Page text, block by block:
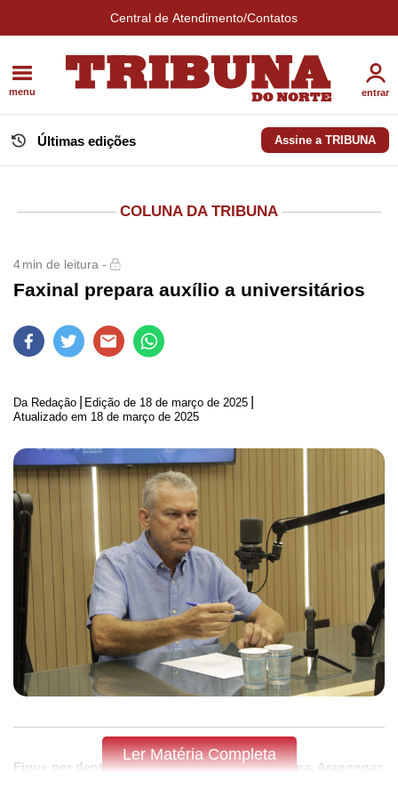
Central de Atendimento/Contatos
menu entrar
Últimas edições Assine a TRIBUNA
COLUNA DA TRIBUNA
4min de leitura -
Faxinal prepara auxílio a universitários
Da Redação Edição de 18 de março de 2025
Atualizado em 18 de março de 2025
Fique por dentro do que acontece em Apucarana, Arapongas
Ler Matéria Completa